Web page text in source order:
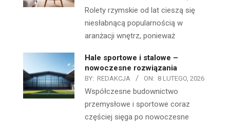
Rolety rzymskie od lat cieszą się
niesłabnącą popularnością w
aranżacji wnętrz, ponieważ
Hale sportowe i stalowe –
nowoczesne rozwiązania
BY: REDAKCJA ON: 8 LUTEGO, 2026
Współczesne budownictwo
przemysłowe i sportowe coraz
częściej sięga po nowoczesne